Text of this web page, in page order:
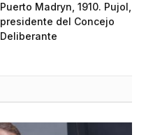
Puerto Madryn, 1910. Pujol,
presidente del Concejo
Deliberante